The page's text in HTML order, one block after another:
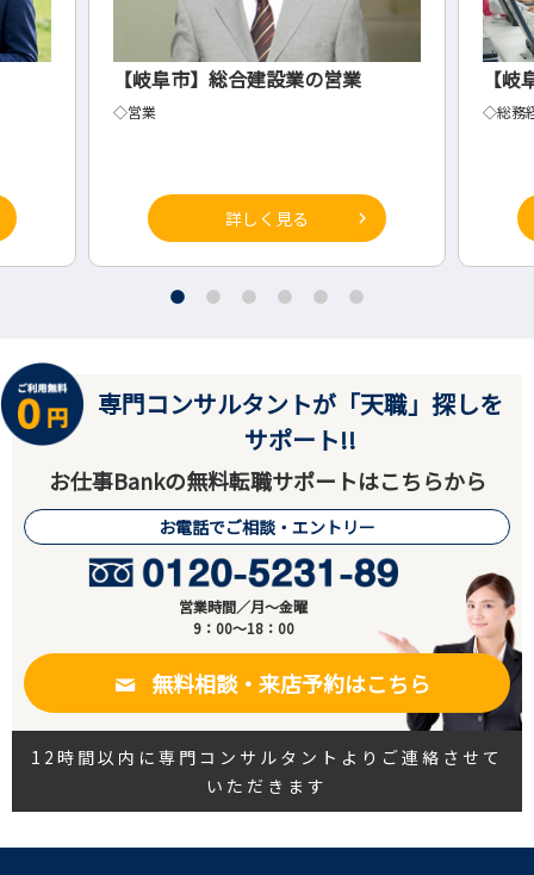
【岐阜市】総合建設業の営業
◇営業
詳しく見る
【
◇総務
専門コンサルタントが「天職」探しを
サポート!!
お仕事Bankの無料転職サポートはこちらから
お電話でご相談・エントリー
営業時間／月～金曜
9：00～18：00
無料相談・来店予約はこちら
12時間以内に専門コンサルタントよりご連絡させて
いただきます